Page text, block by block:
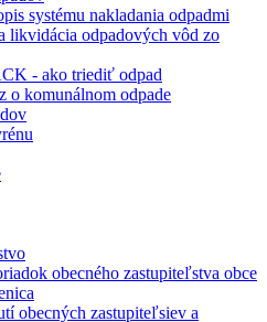
systému nakladania odpadmi
likvidácia odpadových vôd zo
- ako triediť odpad
o komunálnom odpade
obecného zastupiteľstva obce
obecných zastupiteľsiev a